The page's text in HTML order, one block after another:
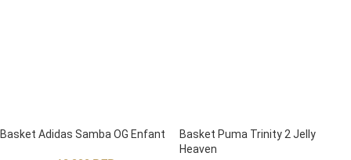
Basket Adidas Samba OG Enfant
Basket Puma Trinity 2 Jelly
Heaven